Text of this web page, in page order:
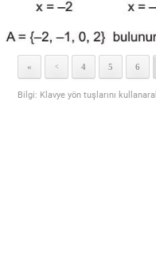
« < 4 5 6
Bilgi: Klavye yön tuşlarını